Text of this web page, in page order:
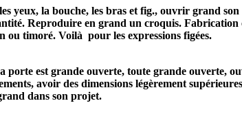
yeux, la bouche, les bras et fig., ouvrir grand
Reproduire en grand un croquis. Fabrication
ou timoré. Voilà pour les expressions figées.
porte est grande ouverte, toute grande ouverte,
avoir des dimensions légèrement
dans son projet.